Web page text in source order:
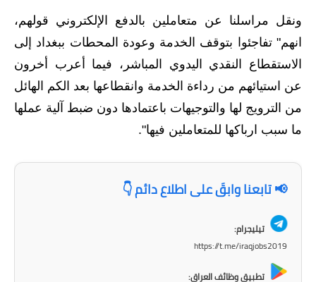
المرحلة الابتدائية
المرحلة المتوسطة
المرحلة الاعدادية
اسئلة وزارية
المرحلة الابتدائية
المرحلة المتوسطة
ونقل مراسلنا عن متعاملين بالدفع الإلكتروني قولهم،
انهم" تفاجئوا بتوقف الخدمة وعودة المحطات ببغداد إلى
الاستقطاع النقدي اليدوي المباشر، فيما أعرب أخرون
عن استيائهم من رداءة الخدمة وانقطاعها بعد الكم الهائل
من الترويج لها والتوجيهات باعتمادها دون ضبط آلية عملها
ما سبب ارباكها للمتعاملين فيها".
📢 تابعنا وابقَ على اطلاع دائم 👇
تيليجرام:
https://t.me/iraqjobs2019
تطبيق وظائف العراق: